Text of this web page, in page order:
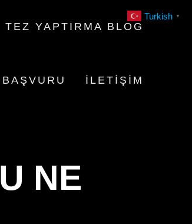
TEZ YAPTIRMA BLOG
İLETIŞIM
NE
Turkish ▼